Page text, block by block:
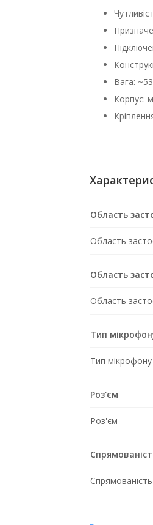
Вага:
Корпус:
Область
Область
Область
Область
Тип
Тип мікрофону
Роз'єм
Роз'єм
Спрямованість